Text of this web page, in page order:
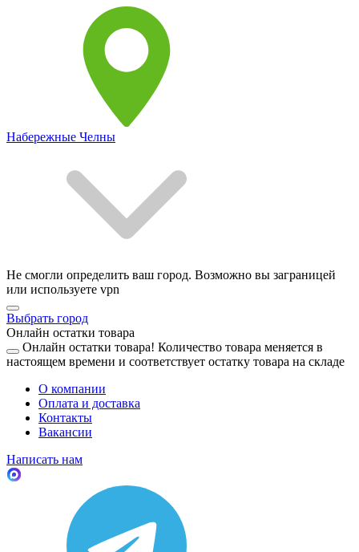
Набережные Челны
Не смогли определить ваш город. Возможно вы заграницей
или используете vpn
Выбрать город
Онлайн остатки товара
Онлайн остатки товара! Количество товара меняется в
настоящем времени и соответствует остатку товара на складе
О компании
Оплата и доставка
Контакты
Вакансии
Написать нам